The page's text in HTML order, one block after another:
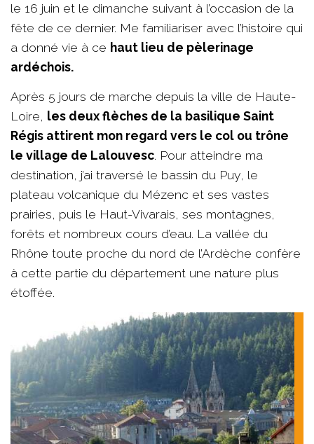
le 16 juin et le dimanche suivant à l’occasion de la
fête de ce dernier. Me familiariser avec l’histoire qui
a donné vie à ce haut lieu de pèlerinage
ardéchois.
Après 5 jours de marche depuis la ville de Haute-
Loire, les deux flèches de la basilique Saint
Régis attirent mon regard vers le col ou trône
le village de Lalouvesc. Pour atteindre ma
destination, j’ai traversé le bassin du Puy, le
plateau volcanique du Mézenc et ses vastes
prairies, puis le Haut-Vivarais, ses montagnes,
forêts et nombreux cours d’eau. La vallée du
Rhône toute proche du nord de l’Ardèche confère
à cette partie du département une nature plus
étoffée.